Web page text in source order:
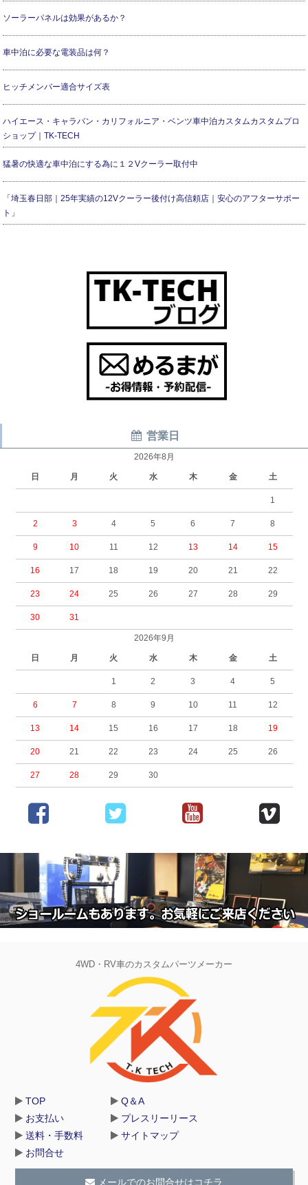
ソーラーパネルは効果があるか？
車中泊に必要な電装品は何？
ヒッチメンバー適合サイズ表
ハイエース・キャラバン・カリフォルニア・ベンツ車中泊カスタムカスタムプロ
ショップ｜TK-TECH
猛暑の快適な車中泊にする為に１２Vクーラー取付中
「埼玉春日部｜25年実績の12Vクーラー後付け高信頼店｜安心のアフターサポー
ト」
営業日
2026年8月
日 月 火 水 木 金 土
1
2 3 4 5 6 7 8
9 10 11 12 13 14 15
16 17 18 19 20 21 22
23 24 25 26 27 28 29
30 31
2026年9月
日 月 火 水 木 金 土
1 2 3 4 5
6 7 8 9 10 11 12
13 14 15 16 17 18 19
20 21 22 23 24 25 26
27 28 29 30
4WD・RV車のカスタムパーツメーカー
TOP
お支払い
送料・手数料
お問合せ
Q＆A
プレスリーリース
サイトマップ
メールでのお問合せはコチラ